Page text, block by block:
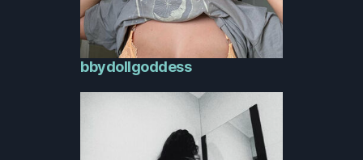
bbydollgoddess